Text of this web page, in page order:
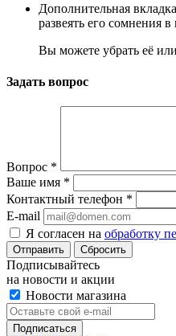
Дополнительная
развеять его сомнения
Вы можете убрать её
Задать вопрос
Вопрос *
Ваше имя *
Контактный телефон *
E-mail
Я согласен на обработку
Сбросить
Подписывайтесь
на новости и акции
Новости магазина